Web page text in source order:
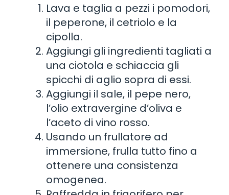
Lava e taglia a pezzi i pomodori,
il peperone, il cetriolo e la
cipolla.
Aggiungi gli ingredienti tagliati a
una ciotola e schiaccia gli
spicchi di aglio sopra di essi.
Aggiungi il sale, il pepe nero,
l’olio extravergine d’oliva e
l’aceto di vino rosso.
Usando un frullatore ad
immersione, frulla tutto fino a
ottenere una consistenza
omogenea.